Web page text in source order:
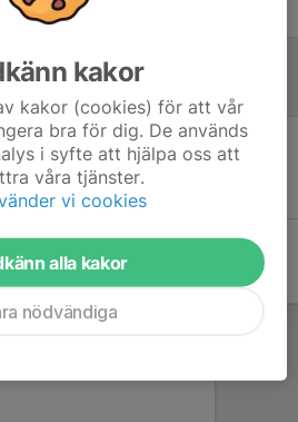
Inget skrivet
kakor
kakor (cookies) för att vår
bra för dig. De används
i syfte att hjälpa oss att
våra tjänster.
vi cookies
alla kakor
nödvändiga